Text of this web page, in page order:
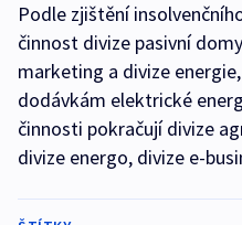
Podle zjištění
činnost divize pasivní
marketing a divize
dodávkám elektrické
činnosti pokračují divize
divize energo, divize e-